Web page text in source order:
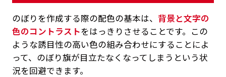
のぼりを作成する際の配色の基本は、 背景と文字の
色のコントラストをはっきりさせることです。この
ような誘目性の高い色の組み合わせにすることによ
って、のぼり旗が目立たなくなってしまうという状
況を回避できます。